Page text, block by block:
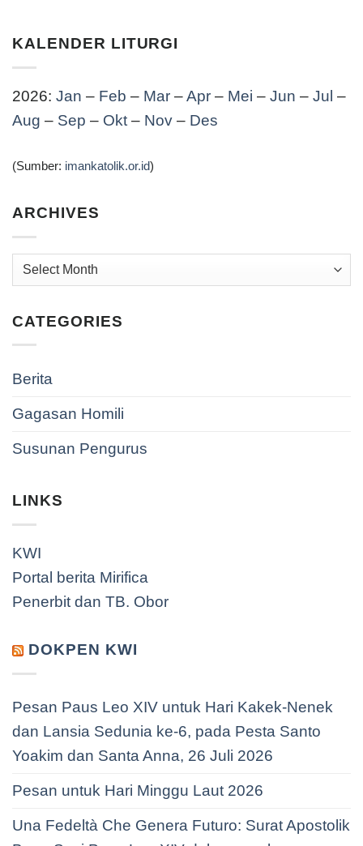
KALENDER LITURGI
2026: Jan – Feb – Mar –Apr – Mei – Jun – Jul –
Aug – Sep – Okt – Nov – Des
(Sumber: imankatolik.or.id)
ARCHIVES
Archives
CATEGORIES
Berita
Gagasan Homili
Susunan Pengurus
LINKS
KWI
Portal berita Mirifica
Penerbit dan TB. Obor
DOKPEN KWI
Pesan Paus Leo XIV untuk Hari Kakek-Nenek
dan Lansia Sedunia ke-6, pada Pesta Santo
Yoakim dan Santa Anna, 26 Juli 2026
Pesan untuk Hari Minggu Laut 2026
Una Fedeltà Che Genera Futuro: Surat Apostolik